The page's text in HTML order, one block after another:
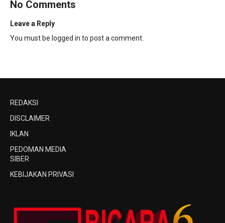
No Comments
Leave a Reply
You must be logged in to post a comment.
REDAKSI
DISCLAIMER
IKLAN
PEDOMAN MEDIA
SIBER
KEBIJAKAN PRIVASI